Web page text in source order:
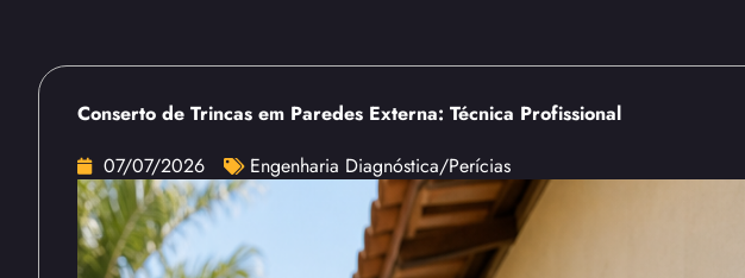
Conserto de Trincas em Paredes Externa: Técnica Profissional
07/07/2026
Engenharia Diagnóstica/Perícias